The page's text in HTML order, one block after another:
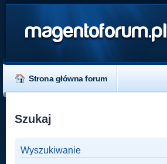
magentoforum.pl
Strona główna forum
Szukaj
Wyszukiwanie